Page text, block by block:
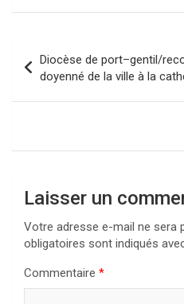
de
l’article
Diocèse de port–gentil/
doyenné de la ville à la
Laisser un
Votre adresse e-mail ne sera
obligatoires sont indiqués
Commentaire *